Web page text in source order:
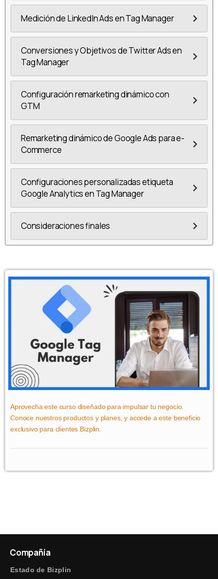
Medición de LinkedIn Ads en Tag Manager
Conversiones y Objetivos de Twitter Ads en
Tag Manager
Configuración remarketing dinámico con
GTM
Remarketing dinámico de Google Ads para e-
Commerce
Configuraciones personalizadas etiqueta
Google Analytics en Tag Manager
Consideraciones finales
Aprovecha este curso diseñado para impulsar tu negocio.
Conoce nuestros productos y planes, y accede a este beneficio
exclusivo para clientes Bizplin.
Compañía
Estado de Bizplin